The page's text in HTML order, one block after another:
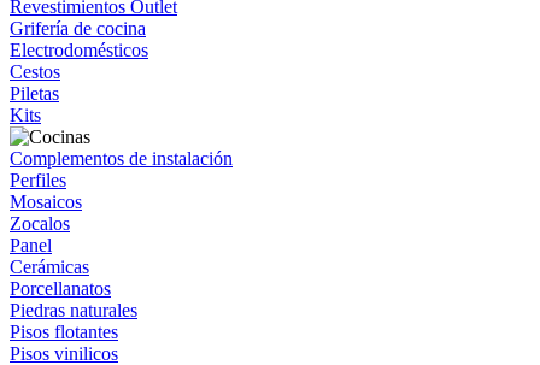
Revestimientos Outlet
Grifería de cocina
Electrodomésticos
Cestos
Piletas
Kits
Complementos de instalación
Perfiles
Mosaicos
Zocalos
Panel
Cerámicas
Porcellanatos
Piedras naturales
Pisos flotantes
Pisos vinilicos